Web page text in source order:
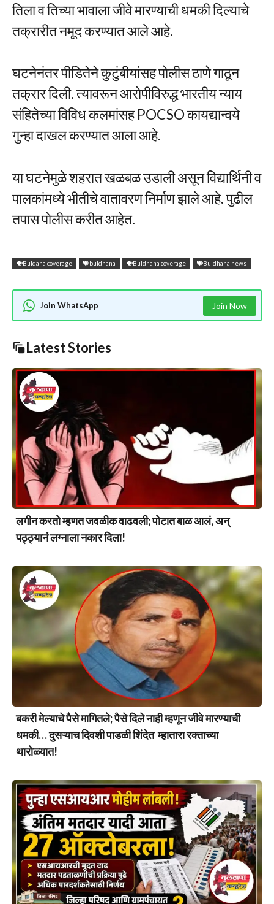
तिला व तिच्या भावाला जीवे मारण्याची धमकी दिल्याचे
तक्रारीत नमूद करण्यात आले आहे.
घटनेनंतर पीडितेने कुटुंबीयांसह पोलीस ठाणे गाठून
तक्रार दिली. त्यावरून आरोपीविरुद्ध भारतीय न्याय
संहितेच्या विविध कलमांसह POCSO कायद्यान्वये
गुन्हा दाखल करण्यात आला आहे.
या घटनेमुळे शहरात खळबळ उडाली असून विद्यार्थिनी व
पालकांमध्ये भीतीचे वातावरण निर्माण झाले आहे. पुढील
तपास पोलीस करीत आहेत.
Buldana coverage buldhana Buldhana coverage Buldhana news
Join WhatsApp Join Now
Latest Stories
लगीन करतो म्हणत जवळीक वाढवली; पोटात बाळ आलं, अन्
पठ्ठ्यानं लग्नाला नकार दिला!
बकरी मेल्याचे पैसे मागितले; पैसे दिले नाही म्हणून जीवे मारण्याची
धमकी… दुसऱ्याच दिवशी पाडळी शिंदेत म्हातारा रक्ताच्या
थारोळ्यात!